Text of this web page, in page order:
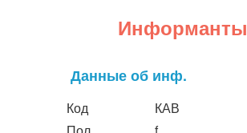
Информанты
Данные об инф.
Код
КАВ